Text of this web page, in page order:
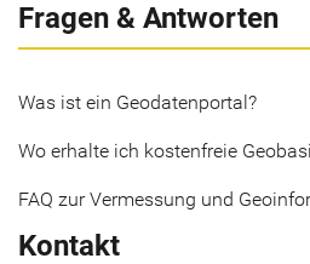
Fragen & Antworten
Was ist ein Geodatenportal?
Wo erhalte ich kostenfreie
FAQ zur Vermessung und
Kontakt